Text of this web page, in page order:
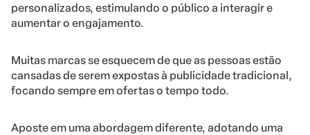
personalizados, estimulando o público a interagir e
aumentar o engajamento.
Muitas marcas se esquecem de que as pessoas estão
cansadas de serem expostas à publicidade tradicional,
focando sempre em ofertas o tempo todo.
Aposte em uma abordagem diferente, adotando uma